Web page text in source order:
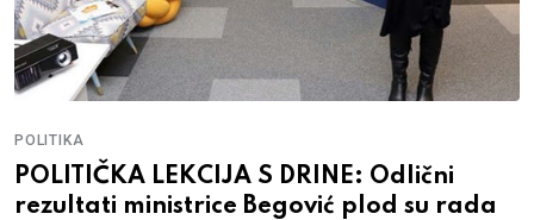
POLITIKA
POLITIČKA LEKCIJA S DRINE: Odlični
rezultati ministrice Begović plod su rada